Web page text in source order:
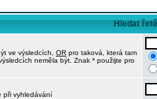
Hledat
ve výsledcích, OR pro taková, která tam
neměla být. Znak * použijte pro
při vyhledávání